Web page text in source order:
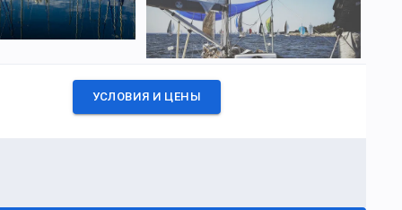
УСЛОВИЯ И ЦЕНЫ